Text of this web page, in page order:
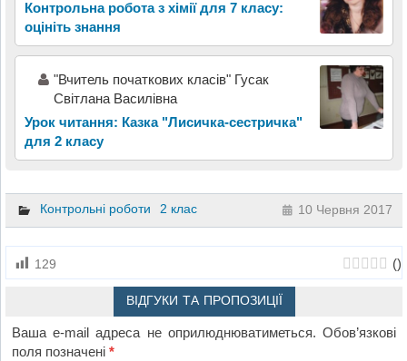
Контрольна робота з хімії для 7 класу:
оцініть знання
"Вчитель початкових класів" Гусак
Світлана Василівна
Урок читання: Казка "Лисичка-сестричка"
для 2 класу
Контрольні роботи 2 клас 10 Червня 2017
129 ()
ВІДГУКИ ТА ПРОПОЗИЦІЇ
Ваша e-mail адреса не оприлюднюватиметься. Обов’язкові
поля позначені*